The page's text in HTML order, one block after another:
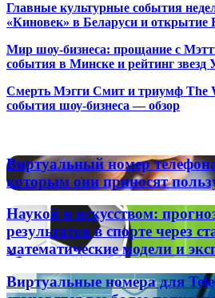
Главные культурные события
«Киновек» в Беларуси и
Мир шоу-бизнеса: прощание с
события в Минске и рейтинг звезд
Смерть Мэгги Смит и триумф The
события шоу-бизнеса — обзор
Виртуальный
номер
телефона:
причины,
по
которым
они
приносят
пользу
вашему
Виртуальный номер
которым они приносят
Наукой
и
искусством:
прогнозирование
в
Наукой и искусством:
результатов в спорте через
математические модели и
Виртуальные
номера
Виртуальные номера для